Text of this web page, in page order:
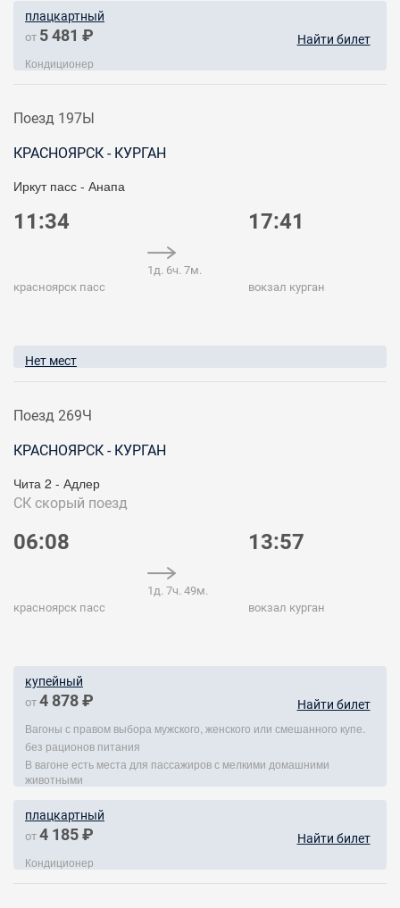
плацкартный
от 5 481 ₽ Найти билет
Кондиционер
Поезд 197Ы
КРАСНОЯРСК - КУРГАН
Иркут пасс - Анапа
11:34
красноярск пасс
1д. 6ч. 7м.
17:41
вокзал курган
Нет мест
Поезд 269Ч
КРАСНОЯРСК - КУРГАН
Чита 2 - Адлер
СК скорый поезд
06:08
красноярск пасс
1д. 7ч. 49м.
13:57
вокзал курган
купейный
от 4 878 ₽ Найти билет
Вагоны с правом выбора мужского, женского или смешанного купе.
без рационов питания
В вагоне есть места для пассажиров с мелкими домашними
животными
плацкартный
от 4 185 ₽ Найти билет
Кондиционер